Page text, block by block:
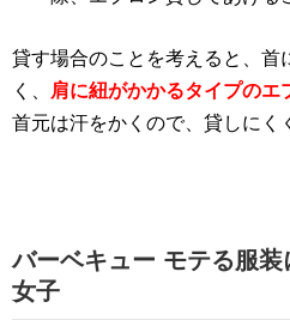
貸す場合のことを考えると、首
く、
肩に紐がかかるタイプのエ
首元は汗をかくので、貸しにく
バーベキュー モテる服
女子